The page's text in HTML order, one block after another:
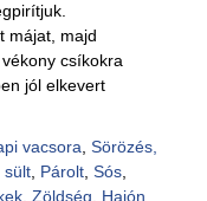
májat, majd
csíkokra
jól elkevert
vacsora Sörözés,
sült, Párolt, Sós,
, Zöldség
Hajón